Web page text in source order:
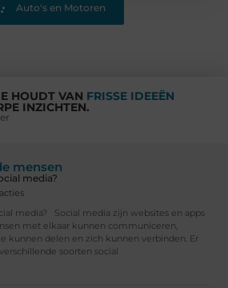
Auto's en Motoren
HOUDT VAN FRISSE IDEEËN
INZICHTEN.
mensen
media?
media? Social media zijn websites en apps
met elkaar kunnen communiceren,
kunnen delen en zich kunnen verbinden. Er
soorten social